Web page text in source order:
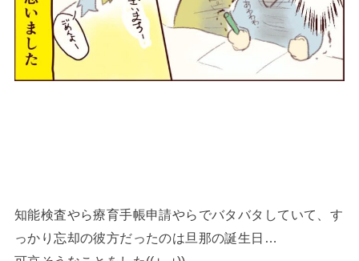
知能検査やら療育手帳申請やらでバタバタしていて、す
っかり忘却の彼方だったのは旦那の誕生日…